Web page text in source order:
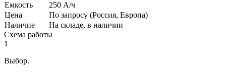
Емкость
250 А/ч
Цена
По запросу (Россия, Европа)
Наличие
На складе, в наличии
Схема работы
1
Выбор.